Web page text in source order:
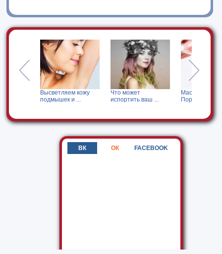
Высветляем кожу
подмышек и ...
Что может
испортить ваш ...
Масло для
Порадуйте ...
ВК ОК FACEBOOK